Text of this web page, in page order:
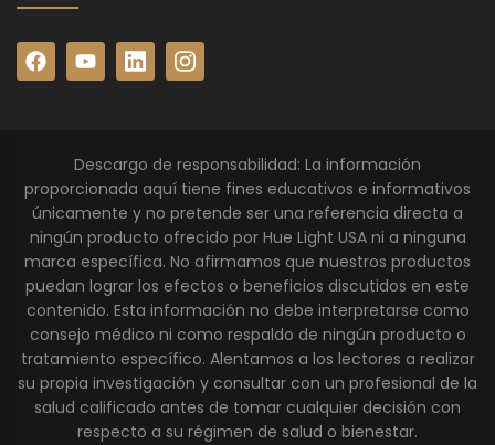
Descargo de responsabilidad: La información
proporcionada aquí tiene fines educativos e informativos
únicamente y no pretende ser una referencia directa a
ningún producto ofrecido por Hue Light USA ni a ninguna
marca específica. No afirmamos que nuestros productos
puedan lograr los efectos o beneficios discutidos en este
contenido. Esta información no debe interpretarse como
consejo médico ni como respaldo de ningún producto o
tratamiento específico. Alentamos a los lectores a realizar
su propia investigación y consultar con un profesional de la
salud calificado antes de tomar cualquier decisión con
respecto a su régimen de salud o bienestar.